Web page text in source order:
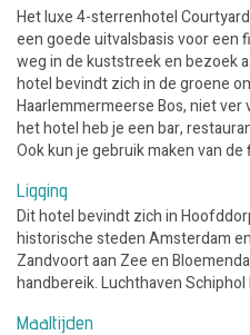
Het luxe 4-sterrenhotel
een goede uitvalsbasis voor
weg in de kuststreek en bezoek
hotel bevindt zich in de groene
Haarlemmermeerse Bos, niet ver
het hotel heb je een bar,
Ook kun je gebruik maken van
Ligging
Dit hotel bevindt zich in
historische steden Amsterdam
Zandvoort aan Zee en
handbereik. Luchthaven
Maaltijden